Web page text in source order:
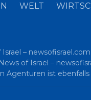
WELT
–
of Israel –
Agenturen ist